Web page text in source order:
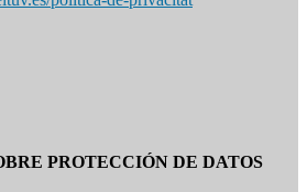
PROTECCIÓN DE DATOS